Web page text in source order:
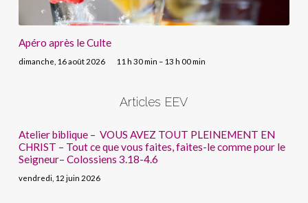
Apéro après le Culte
dimanche, 16 août 2026 11 h 30 min – 13 h 00 min
Articles EEV
Atelier biblique – VOUS AVEZ TOUT PLEINEMENT EN
CHRIST – Tout ce que vous faites, faites-le comme pour le
Seigneur– Colossiens 3.18-4.6
vendredi, 12 juin 2026